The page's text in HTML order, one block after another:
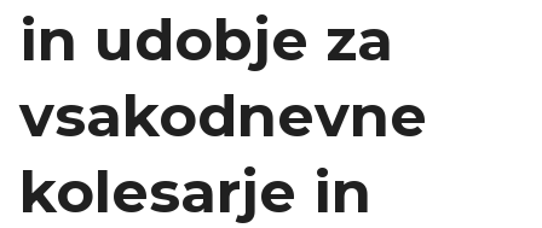
in udobje za
vsakodnevne
kolesarje in